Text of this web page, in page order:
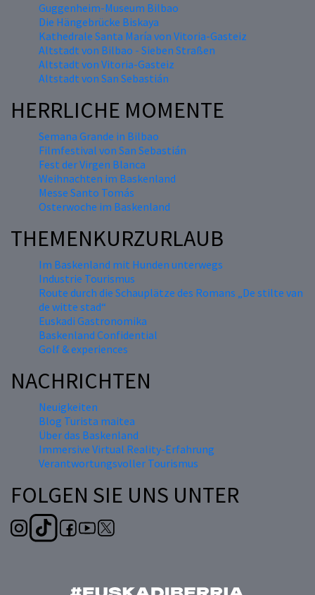
Guggenheim-Museum Bilbao
Die Hängebrücke Biskaya
Kathedrale Santa María von Vitoria-Gasteiz
Altstadt von Bilbao - Sieben Straßen
Altstadt von Vitoria-Gasteiz
Altstadt von San Sebastián
HERRLICHE MOMENTE
Semana Grande in Bilbao
Filmfestival von San Sebastián
Fest der Virgen Blanca
Weihnachten im Baskenland
Messe Santo Tomás
Osterwoche im Baskenland
THEMENKURZURLAUB
Im Baskenland mit Hunden unterwegs
Industrie Tourismus
Route durch die Schauplätze des Romans „De stilte van
de witte stad“
Euskadi Gastronomika
Baskenland Confidential
Golf & experiences
NACHRICHTEN
Neuigkeiten
Blog Turista maitea
Über das Baskenland
Immersive Virtual Reality-Erfahrung
Verantwortungsvoller Tourismus
FOLGEN SIE UNS UNTER